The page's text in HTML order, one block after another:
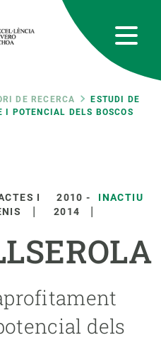
DE RECERCA
ESTUDI DE
I POTENCIAL DELS BOSCOS
I
2010 -
2014
INACTIU
dels